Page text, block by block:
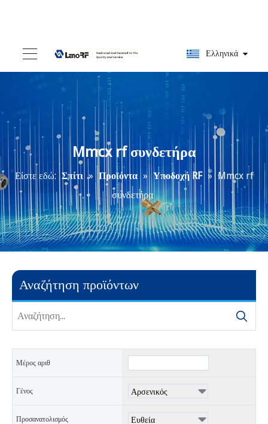
Ελληνικά
Mmcx rf συνδετήρα
Είστε εδώ: Σπίτι » Προϊόντα » Υποδοχή RF » Mmcx rf
συνδετήρα
Αναζήτηση προϊόντων
Μέρος αριθ
Γένος
Προσανατολισμός